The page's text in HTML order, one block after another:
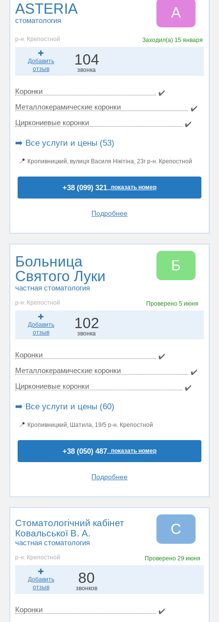
ASTERIA
стоматология A
р-н. Крепостной Заходил(а) 15 января
Добавить
отзыв
104
звонка
Коронки
✔️
Металлокерамические коронки
✔️
Циркониевые коронки
✔️
➡️ Все услуги и цены (53)
📍 Кропивницкий, вулиця Василя Нікітіна, 23г р-н. Крепостной
+38 (099) 321..показать номер
Подробнее
Больница
Святого Луки
частная стоматология
Б
р-н. Крепостной Проверено5 июня
Добавить
отзыв
102
звонка
Коронки
✔️
Металлокерамические коронки
✔️
Циркониевые коронки
✔️
➡️ Все услуги и цены (60)
📍 Кропивницкий, Шатила, 19/5 р-н. Крепостной
+38 (050) 487..показать номер
Подробнее
Стоматологічний кабінет
Ковальської В. А.
частная стоматология
С
р-н. Крепостной Проверено 29 июня
Добавить
отзыв
80
звонков
Коронки
✔️